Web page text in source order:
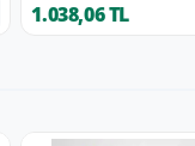
1.038,06 TL